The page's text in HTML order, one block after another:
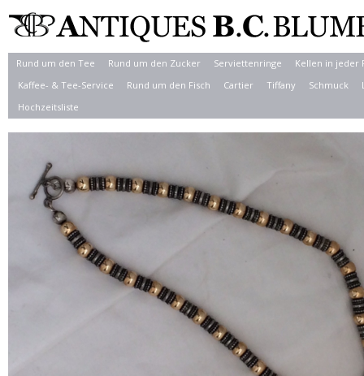
Rund um den Tee Rund um den Zucker Serviettenringe
Kellen in jeder
Kaffee- & Tee-Service
Rund um den Fisch Cartier Tiffany Schmuck
Hochzeitsliste